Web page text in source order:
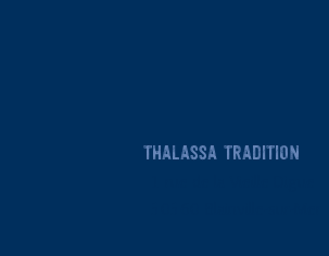
THALASSA TRADITION